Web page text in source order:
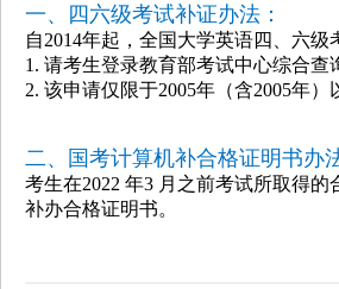
一、四六级考试补证办法：
自2014年起，全国大学英语四
1. 请考生登录教育部考试中心综合查询
2. 该申请仅限于2005年（含2005年）以
二、国考计算机补合格证明书办法
考生在2022 年3 月之前考试所取得的合
补办合格证明书。